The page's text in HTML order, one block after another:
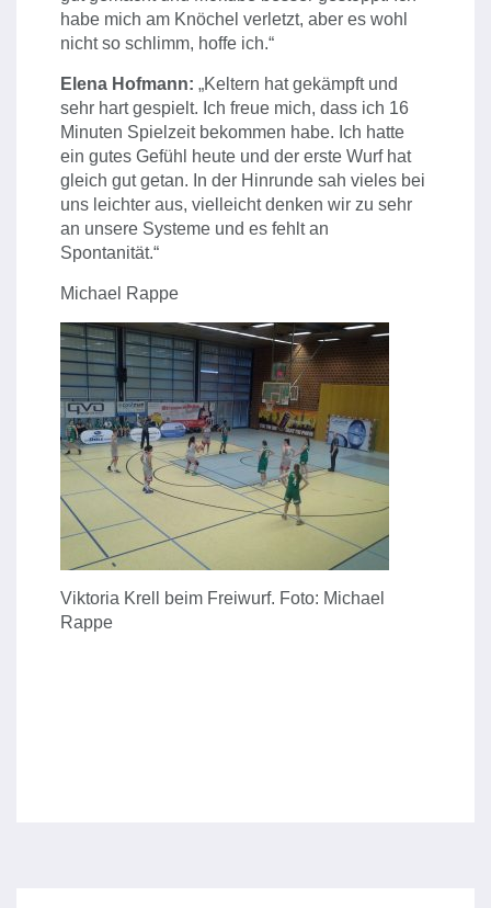
habe mich am Knöchel verletzt, aber es wohl
nicht so schlimm, hoffe ich.“
Elena Hofmann: „Keltern hat gekämpft und
sehr hart gespielt. Ich freue mich, dass ich 16
Minuten Spielzeit bekommen habe. Ich hatte
ein gutes Gefühl heute und der erste Wurf hat
gleich gut getan. In der Hinrunde sah vieles bei
uns leichter aus, vielleicht denken wir zu sehr
an unsere Systeme und es fehlt an
Spontanität.“
Michael Rappe
Viktoria Krell beim Freiwurf. Foto: Michael
Rappe